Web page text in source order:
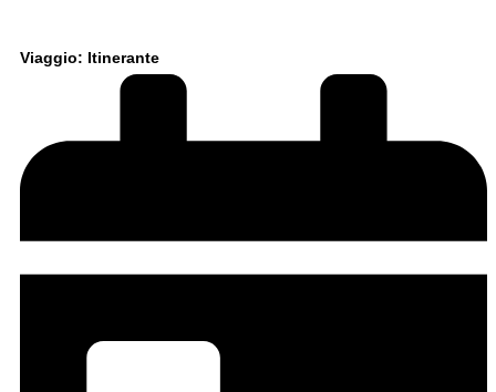
Viaggio: Itinerante